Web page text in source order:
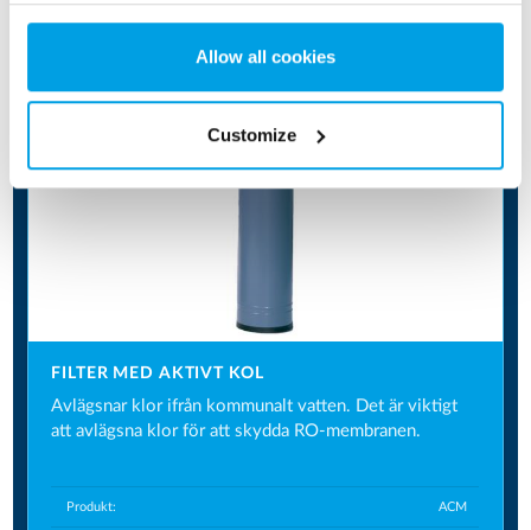
Allow all cookies
Customize
FILTER MED AKTIVT KOL
Avlägsnar klor ifrån kommunalt vatten. Det är viktigt
att avlägsna klor för att skydda RO-membranen.
Produkt: ACM